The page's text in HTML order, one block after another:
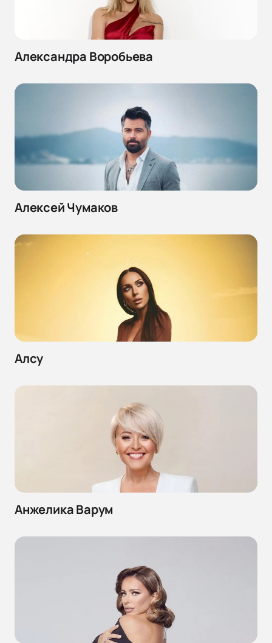
Александра Воробьева
Алексей Чумаков
Алсу
Анжелика Варум